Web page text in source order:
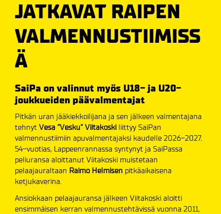
JATKAVAT RAIPEN
VALMENNUSTIIMISS
Ä
SaiPa on valinnut myös U18- ja U20-
joukkueiden päävalmentajat
Pitkän uran jääkiekkoilijana ja sen jälkeen valmentajana
tehnyt Vesa ”Vesku” Viitakoski liittyy SaiPan
valmennustiimiin apuvalmentajaksi kaudelle 2026-2027.
54-vuotias, Lappeenrannassa syntynyt ja SaiPassa
peliuransa aloittanut Viitakoski muistetaan
pelaajauraltaan Raimo Helmisen pitkäaikaisena
ketjukaverina.
Ansiokkaan pelaajauransa jälkeen Viitakoski aloitti
ensimmäisen kerran valmennustehtävissä vuonna 2011,